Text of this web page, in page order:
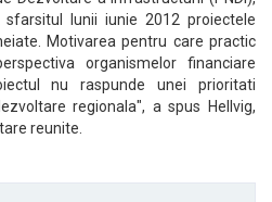
lunii iunie 2012 proiectele
Motivarea pentru care practic
organismelor financiare
nu raspunde unei prioritati
regionala", a spus Hellvig,
reunite.